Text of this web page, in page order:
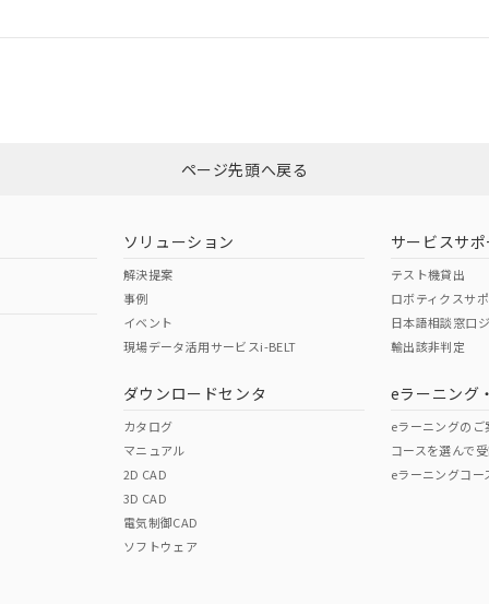
（日本
（アメリカ
この製品の規格認証/適合
その他の認証はこちらのページからご
ページ先頭へ戻る
ソリューション
解決提案
事例
イベント
現場データ活用サービスi-BELT
ダウンロードセンタ
カタログ
マニュアル
2D CAD
3D CAD
電気制御CAD
ソフトウェア
サービスサポ
テスト機貸出
ロボティクスサ
日本語相談窓口
輸出該非判定
eラーニング
eラーニングのご
コースを選んで
eラーニングコー